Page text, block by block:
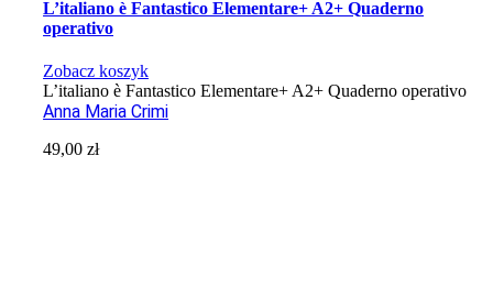
L’italiano è Fantastico Elementare+ A2+ Quaderno
operativo
Zobacz koszyk
L’italiano è Fantastico Elementare+ A2+ Quaderno operativo
Anna Maria Crimi
49,00zł